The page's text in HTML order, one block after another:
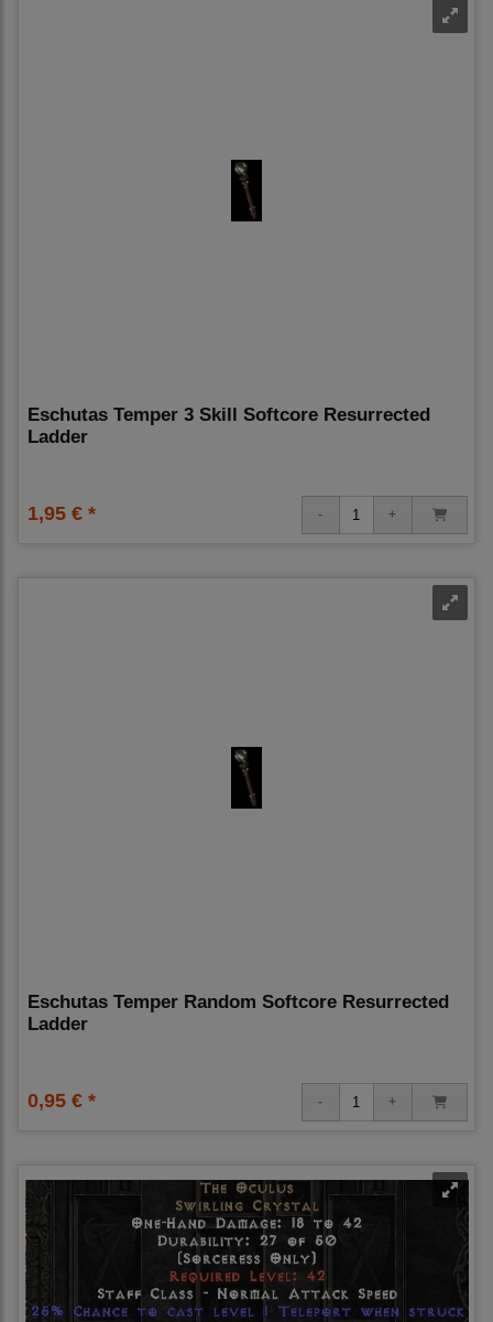
Eschutas Temper 3 Skill Softcore Resurrected
Ladder
1,95 € *
Eschutas Temper Random Softcore Resurrected
Ladder
0,95 € *